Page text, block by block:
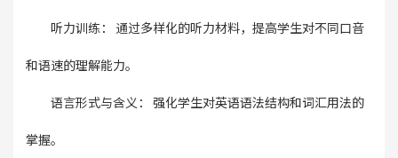
听力训练： 通过多样化的听力材料，提高学生对不同口音
和语速的理解能力。
语言形式与含义： 强化学生对英语语法结构和词汇用法的
掌握。